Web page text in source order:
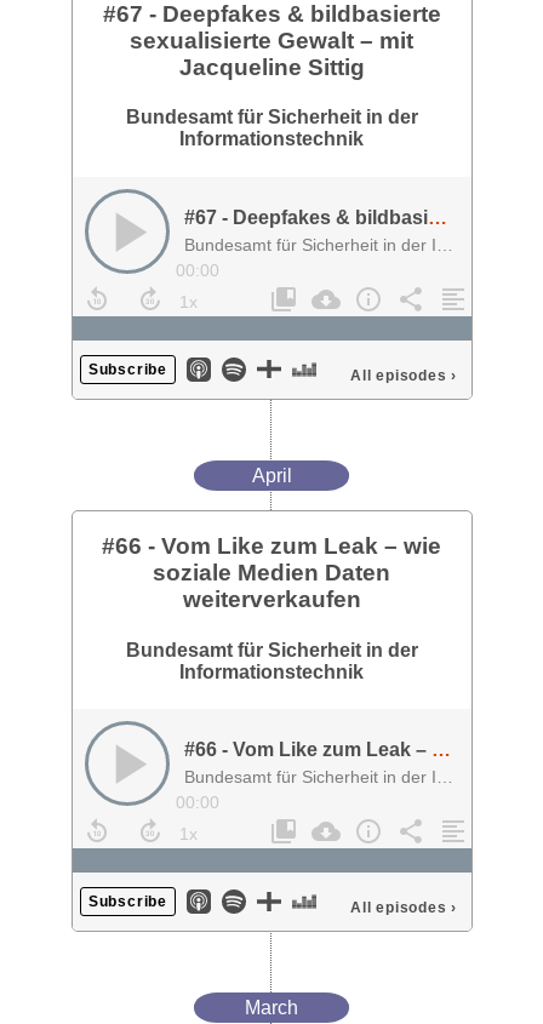
#67 - Deepfakes & bildbasierte
sexualisierte Gewalt – mit
Jacqueline Sittig
Bundesamt für Sicherheit in der
Informationstechnik
#67 - Deepfakes & bildbasierte sexualisierte Gewalt – mit Jacqueline Sittig
00:00
Subscribe All episodes ›
April
#66 - Vom Like zum Leak – wie
soziale Medien Daten
weiterverkaufen
Bundesamt für Sicherheit in der
Informationstechnik
#66 - Vom Like zum Leak – wie soziale Medien Daten weiterverkaufen
00:00
Subscribe All episodes ›
March